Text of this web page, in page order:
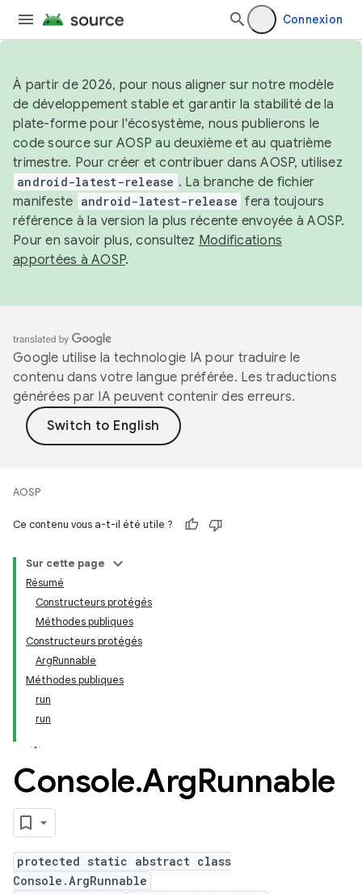
Connexion
À partir de 2026, pour nous aligner sur notre modèle
de développement stable et garantir la stabilité de la
plate-forme pour l'écosystème, nous publierons le
code source sur AOSP au deuxième et au quatrième
trimestre. Pour créer et contribuer dans AOSP, utilisez
android-latest-release . La branche de fichier
manifeste android-latest-release fera toujours
référence à la version la plus récente envoyée à AOSP.
Pour en savoir plus, consultez Modifications
apportées à AOSP.
Google utilise la technologie IA pour traduire le
contenu dans votre langue préférée. Les traductions
générées par IA peuvent contenir des erreurs.
AOSP
Ce contenu vous a-t-il été utile ?
Sur cette page
Résumé
Constructeurs protégés
Méthodes publiques
Constructeurs protégés
ArgRunnable
Méthodes publiques
run
run
Console.ArgRunnable
protected static abstract class
Console.ArgRunnable